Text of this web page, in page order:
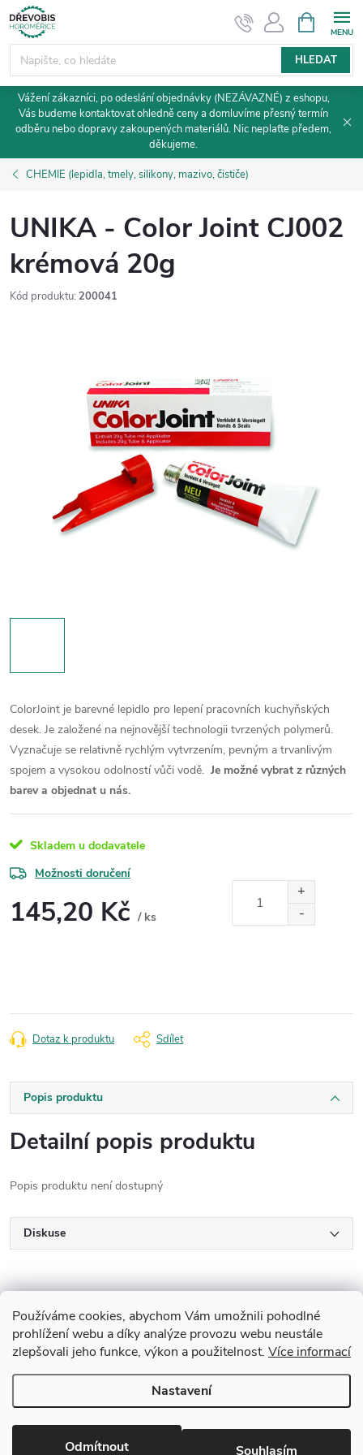
Používáme cookies, abychom Vám umožnili pohodlné
prohlížení webu a díky analýze provozu webu neustále
zlepšovali jeho funkce, výkon a použitelnost. Více informací
Nastavení
Odmítnout Souhlasím
Přejít
na
obsah
HLEDAT
NÁKUPNÍ
KOŠÍK
Vážení zákazníci, po odeslání objednávky (NEZÁVAZNÉ) z eshopu,
Vás budeme kontaktovat ohledně ceny a domluvíme přesný termín
odběru nebo dopravy zakoupených materiálů. Nic neplaťte předem,
děkujeme.
CHEMIE (lepidla, tmely, silikony, mazivo, čističe)
UNIKA - Color Joint CJ002
krémová 20g
Kód produktu: 200041
ColorJoint je barevné lepidlo pro lepení pracovních kuchyňských
desek. Je založené na nejnovější technologii tvrzených polymerů.
Vyznačuje se relativně rychlým vytvrzením, pevným a trvanlivým
spojem a vysokou odolností vůči vodě. Je možné vybrat z různých
barev a objednat u nás.
Skladem u dodavatele
Možnosti doručení
145,20 Kč / ks
Dotaz k produktu Sdílet
Popis produktu
Detailní popis produktu
Popis produktu není dostupný
Diskuse
Z
á
Drevobis Horoměřice. Všechna práva vyhrazena.
nastavení cookies